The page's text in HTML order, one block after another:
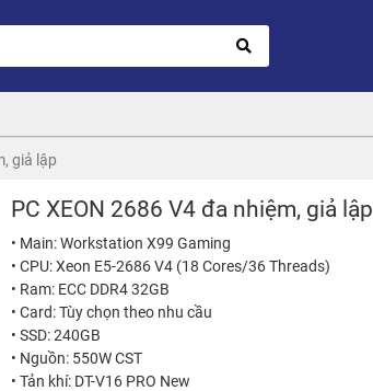
giả lập
PC XEON 2686 V4 đa nhiệm, giả lập
• Main: Workstation X99 Gaming
• CPU: Xeon E5-2686 V4 (18 Cores/36 Threads)
• Ram: ECC DDR4 32GB
• Card: Tùy chọn theo nhu cầu
• SSD: 240GB
• Nguồn: 550W CST
• Tản khí: DT-V16 PRO New